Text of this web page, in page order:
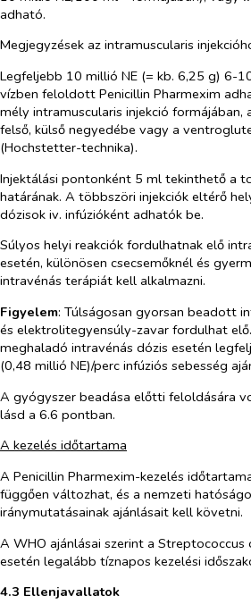
adható.
Megjegyzések az intramuscularis
Legfeljebb 10 millió NE (= kb. 6,25 g) 6-
vízben feloldott Penicillin Pharmexim
mély intramuscularis injekció formájában,
felső, külső negyedébe vagy a
(Hochstetter-technika).
Injektálási pontonként 5 ml tekinthető a
határának. A többszöri injekciók eltérő
dózisok iv. infúzióként adhatók be.
Súlyos helyi reakciók fordulhatnak elő
esetén, különösen csecsemőknél és
intravénás terápiát kell alkalmazni.
Figyelem: Túlságosan gyorsan beadott
és elektrolitegyensúly-zavar fordulhat
meghaladó intravénás dózis esetén
(0,48 millió NE)/perc infúziós sebesség
A gyógyszer beadása előtti feloldására
lásd a 6.6 pontban.
A kezelés időtartama
A Penicillin Pharmexim-kezelés
függően változhat, és a nemzeti
iránymutatásainak ajánlásait kell követni.
A WHO ajánlásai szerint a Streptococcus
esetén legalább tíznapos kezelési
4.3 Ellenjavallatok